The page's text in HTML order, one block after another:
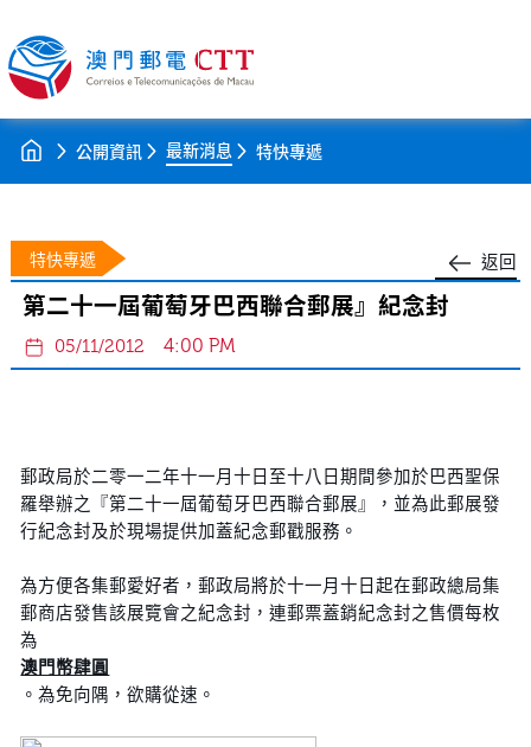
公開資訊 最新消息 特快專遞
返回
特快專遞
第二十一屆葡萄牙巴西聯合郵展』紀念封
05/11/2012 4:00 PM
郵政局於二零一二年十一月十日至十八日期間參加於巴西聖保
羅舉辦之『第二十一屆葡萄牙巴西聯合郵展』，並為此郵展發
行紀念封及於現場提供加蓋紀念郵戳服務。
為方便各集郵愛好者，郵政局將於十一月十日起在郵政總局集
郵商店發售該展覽會之紀念封，連郵票蓋銷紀念封之售價每枚
為
澳門幣肆圓
。為免向隅，欲購從速。